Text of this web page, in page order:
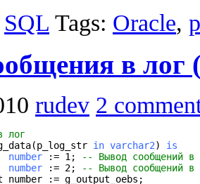
SQL Tags: Oracle,
в лог
rudev 2
лог
in varchar2) is
number := 1;
-- Вывод сообщений
number := 2;
-- Вывод сообщений